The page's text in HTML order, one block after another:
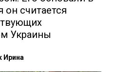
он считается
Украины
Ирина